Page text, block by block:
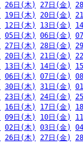
26日(木) 27日(金)
19日(木) 20日(金)
12日(木) 13日(金)
05日(木) 06日(金)
27日(木) 28日(金)
20日(木) 21日(金)
13日(木) 14日(金)
06日(木) 07日(金)
30日(木) 31日(金)
23日(木) 24日(金)
16日(木) 17日(金)
09日(木) 10日(金)
02日(木) 03日(金)
26日(木) 27日(金)